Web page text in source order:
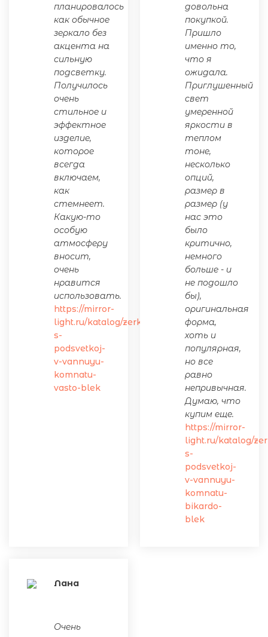
планировалось
как обычное
зеркало без
акцента на
сильную
подсветку.
Получилось
очень
стильное и
эффектное
изделие,
которое
всегда
включаем,
как
стемнеет.
Какую-то
особую
атмосферу
вносит,
очень
нравится
использовать.
https://mirror-
light.ru/katalog/zerkalo-
s-
podsvetkoj-
v-vannuyu-
komnatu-
vasto-blek
довольна
покупкой.
Пришло
именно то,
что я
ожидала.
Приглушенный
свет
умеренной
яркости в
теплом
тоне,
несколько
опций,
размер в
размер (у
нас это
было
критично,
немного
больше - и
не подошло
бы),
оригинальная
форма,
хоть и
популярная,
но все
равно
непривычная.
Думаю, что
купим еще.
https://mirror-
light.ru/katalog/
s-
podsvetkoj-
v-vannuyu-
komnatu-
bikardo-
blek
Лана
Очень